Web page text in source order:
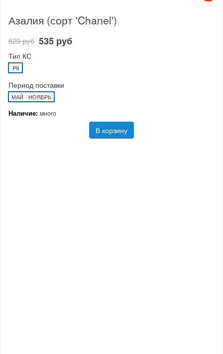
Азалия (сорт 'Chanel')
629 руб 535 руб
Тип КС
P9
Период поставки
МАЙ - НОЯБРЬ
Наличие: много
В корзину